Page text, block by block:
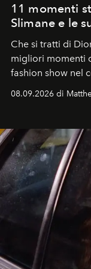
11 momenti
Slimane e le
Che si tratti di
migliori momenti
fashion show nel
08.09.2026 di